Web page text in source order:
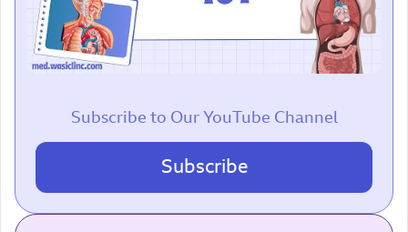
Subscribe to Our YouTube Channel
Subscribe